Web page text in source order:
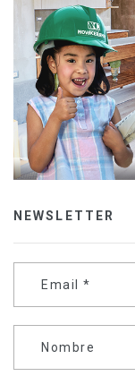
NEWSLETTER
Email *
Nombre